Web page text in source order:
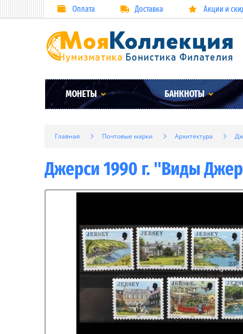
Оплата Доставка Акции и
МОНЕТЫ БАНКНОТЫ
Главная Почтовые марки Архитектура
Джерси 1990 г. "Виды